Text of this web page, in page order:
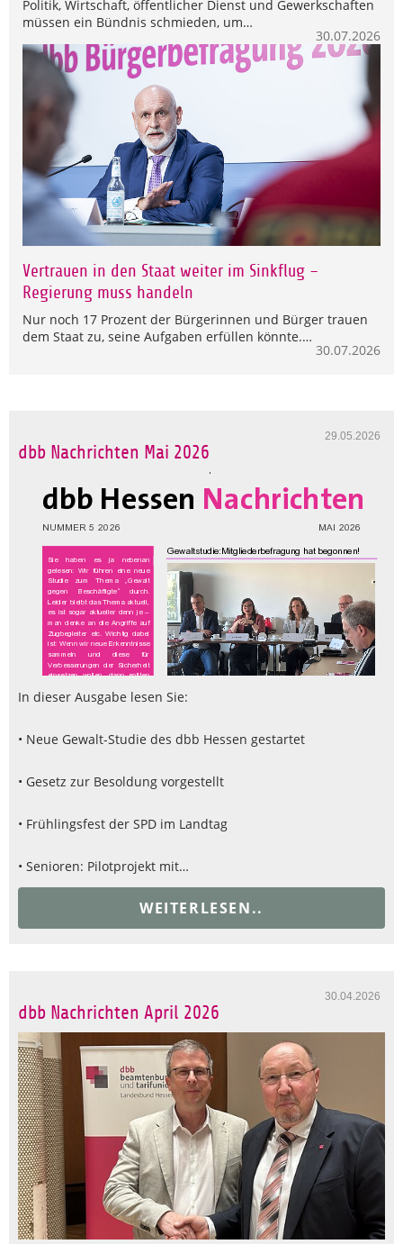
Politik, Wirtschaft, öffentlicher Dienst und Gewerkschaften
müssen ein Bündnis schmieden, um…
30.07.2026
Vertrauen in den Staat weiter im Sinkflug –
Regierung muss handeln
Nur noch 17 Prozent der Bürgerinnen und Bürger trauen
dem Staat zu, seine Aufgaben erfüllen könnte.…
30.07.2026
29.05.2026
dbb Nachrichten Mai 2026
In dieser Ausgabe lesen Sie:
• Neue Gewalt-Studie des dbb Hessen gestartet
• Gesetz zur Besoldung vorgestellt
• Frühlingsfest der SPD im Landtag
• Senioren: Pilotprojekt mit…
WEITERLESEN..
30.04.2026
dbb Nachrichten April 2026